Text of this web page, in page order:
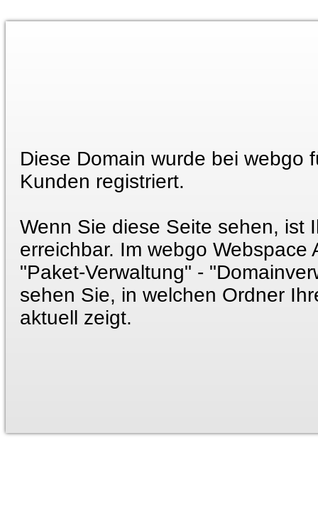
Diese Domain wurde bei webgo
Kunden registriert.
Wenn Sie diese Seite sehen, ist
erreichbar. Im webgo Webspace
"Paket-Verwaltung" -
sehen Sie, in welchen Ordner
aktuell zeigt.